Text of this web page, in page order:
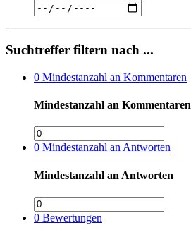
Suchtreffer filtern nach ...
0 Mindestanzahl an Kommentaren
Mindestanzahl an Kommentaren
0 Mindestanzahl an Antworten
Mindestanzahl an Antworten
0 Bewertungen